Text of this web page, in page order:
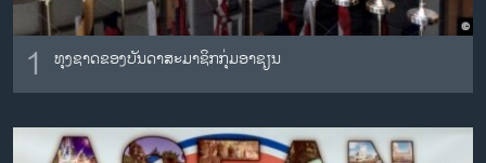
ສຽງ
ລາຍການກະຈາຍສຽງ
ລາຍງານ
ຕິດຕາມພວກເຮົາ ທີ່
1 ທຸງຊາດຂອງບັນດາສະມາຊິກກຸ່ມອາຊຽນ